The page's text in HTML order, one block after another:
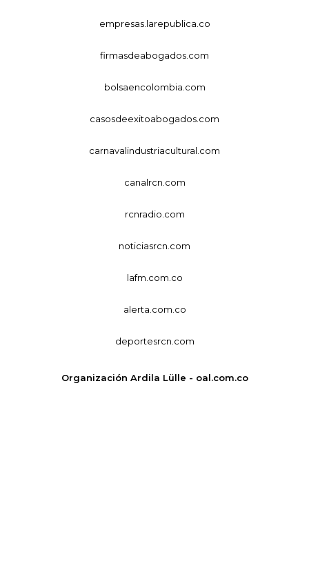
empresas.larepublica.co
firmasdeabogados.com
bolsaencolombia.com
casosdeexitoabogados.com
carnavalindustriacultural.com
canalrcn.com
rcnradio.com
noticiasrcn.com
lafm.com.co
alerta.com.co
deportesrcn.com
Organización Ardila Lülle - oal.com.co